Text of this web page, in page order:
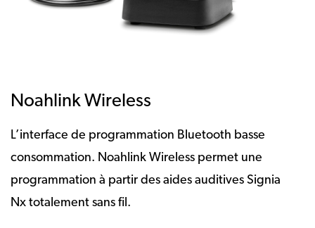
Noahlink Wireless
L’interface de programmation Bluetooth basse
consommation. Noahlink Wireless permet une
programmation à partir des aides auditives Signia
Nx totalement sans fil.